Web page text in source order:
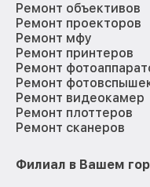
Ремонт объективов
Ремонт проекторов
Ремонт мфу
Ремонт принтеров
Ремонт
Ремонт
Ремонт видеокамер
Ремонт плоттеров
Ремонт сканеров
Филиал в Вашем